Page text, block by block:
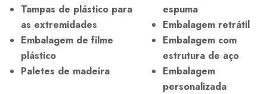
Tampas de plástico para
as extremidades
Embalagem de filme
plástico
Paletes de madeira
espuma
Embalagem retrátil
Embalagem com
estrutura de aço
Embalagem
personalizada